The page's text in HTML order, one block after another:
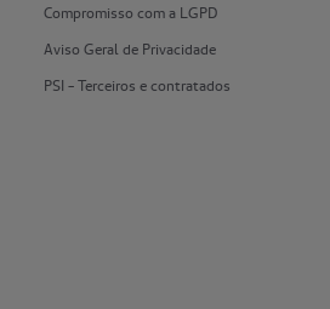
Compromisso com a LGPD
Aviso Geral de Privacidade
PSI - Terceiros e contratados